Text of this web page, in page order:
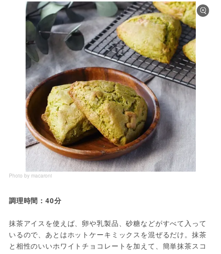
Photo by macaroni
調理時間：40分
抹茶アイスを使えば、卵や乳製品、砂糖などがすべて入って
いるので、あとはホットケーキミックスを混ぜるだけ。抹茶
と相性のいいホワイトチョコレートを加えて、簡単抹茶スコ